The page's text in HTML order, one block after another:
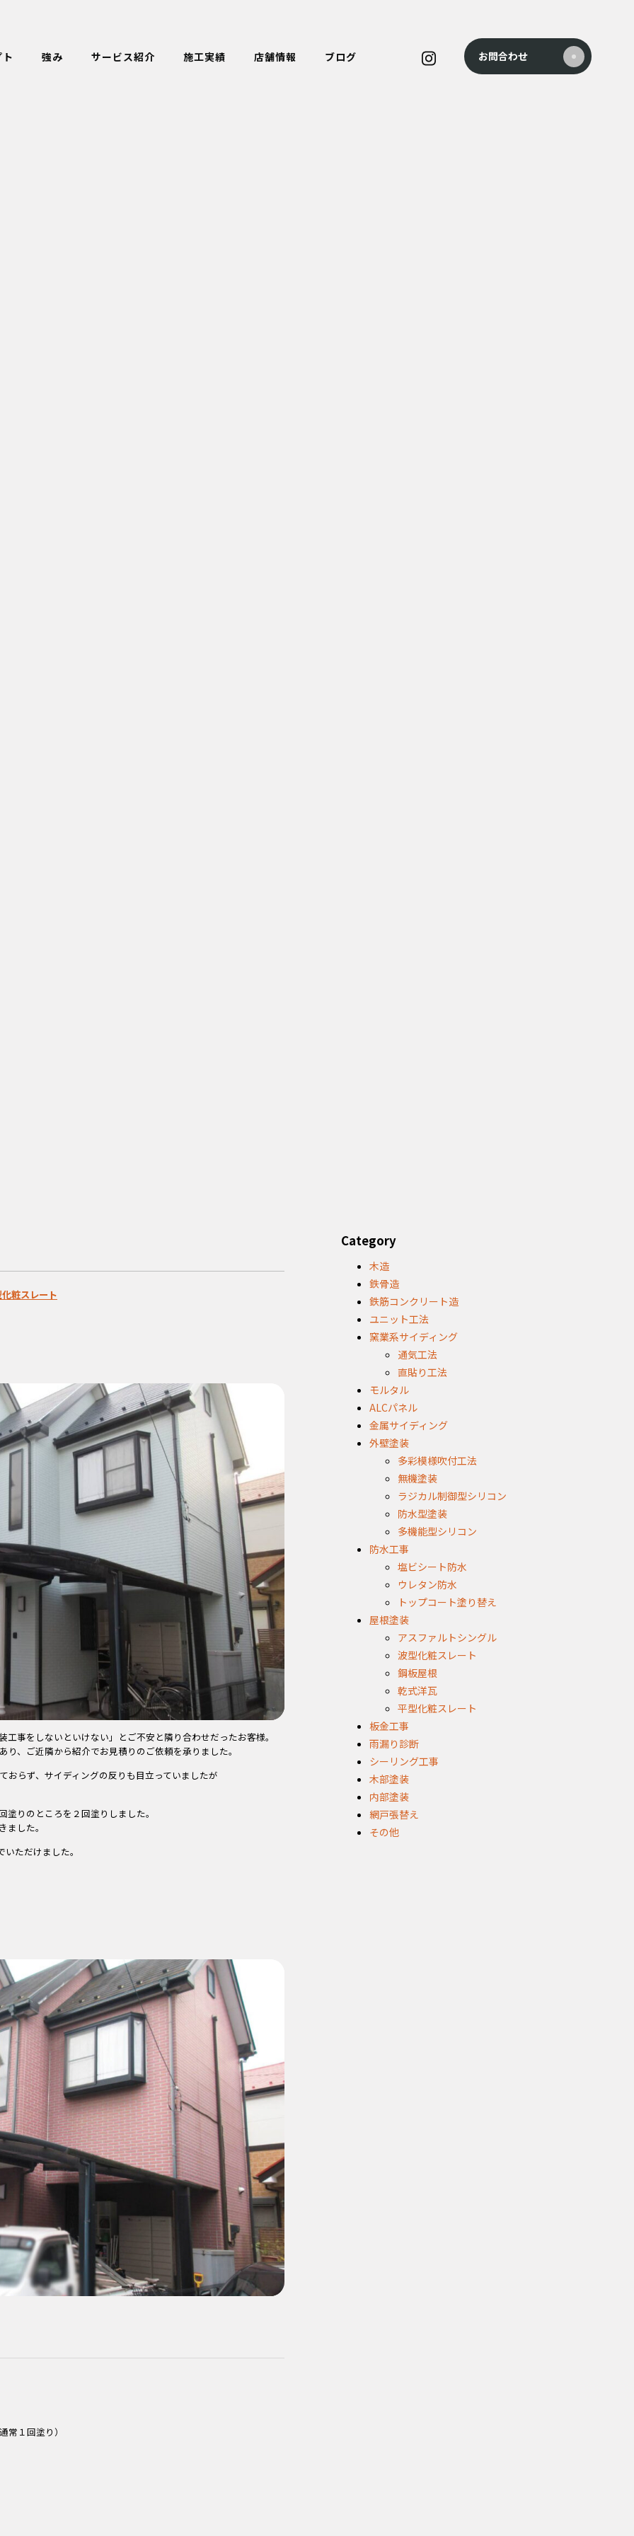
強み サービス紹介 施工実績 店舗情報 ブログ お問合わせ
粧スレート
事をしないといけない」とご不安と隣り合わせだったお客様。
、ご近隣から紹介でお見積りのご依頼を承りました。
おらず、サイディングの反りも目立っていましたが
りのところを２回塗りしました。
した。
ただけました。
１回塗り）
Category
木造
鉄骨造
鉄筋コンクリート造
ユニット工法
窯業系サイディング
通気工法
直貼り工法
モルタル
ALCパネル
金属サイディング
外壁塗装
多彩模様吹付工法
無機塗装
ラジカル制御型シリコン
防水型塗装
多機能型シリコン
防水工事
塩ビシート防水
ウレタン防水
トップコート塗り替え
屋根塗装
アスファルトシングル
波型化粧スレート
鋼板屋根
乾式洋瓦
平型化粧スレート
板金工事
雨漏り診断
シーリング工事
木部塗装
内部塗装
網戸張替え
その他